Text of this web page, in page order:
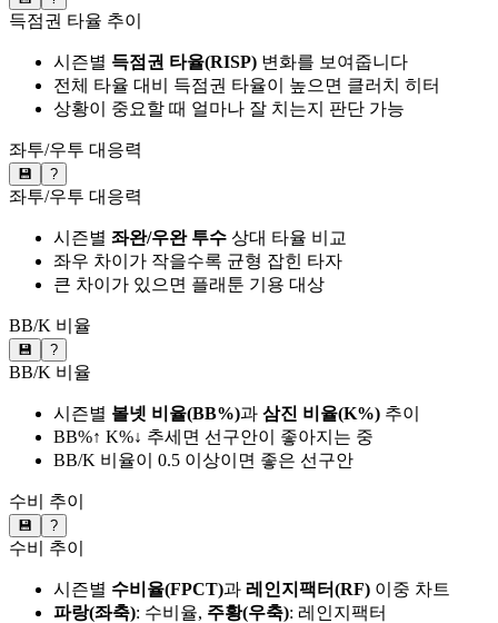
득점권 타율 추이
시즌별 득점권 타율(RISP) 변화를 보여줍니다
전체 타율 대비 득점권 타율이 높으면 클러치 히터
상황이 중요할 때 얼마나 잘 치는지 판단 가능
좌투/우투 대응력
💾 ?
좌투/우투 대응력
시즌별 좌완/우완 투수 상대 타율 비교
좌우 차이가 작을수록 균형 잡힌 타자
큰 차이가 있으면 플래툰 기용 대상
BB/K 비율
💾 ?
BB/K 비율
시즌별 볼넷 비율(BB%)과 삼진 비율(K%) 추이
BB%↑ K%↓ 추세면 선구안이 좋아지는 중
BB/K 비율이 0.5 이상이면 좋은 선구안
수비 추이
💾 ?
수비 추이
시즌별 수비율(FPCT)과 레인지팩터(RF) 이중 차트
파랑(좌축): 수비율, 주황(우축): 레인지팩터